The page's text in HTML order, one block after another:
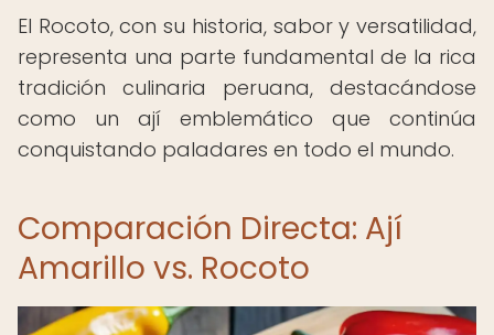
El Rocoto, con su historia, sabor y versatilidad,
representa una parte fundamental de la rica
tradición culinaria peruana, destacándose
como un ají emblemático que continúa
conquistando paladares en todo el mundo.
Comparación Directa: Ají
Amarillo vs. Rocoto